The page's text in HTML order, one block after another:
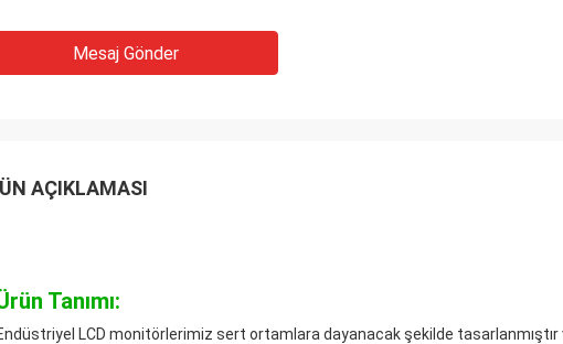
Mesaj Gönder
AÇIKLAMASI
Tanımı:
LCD monitörlerimiz sert ortamlara dayanacak şekilde